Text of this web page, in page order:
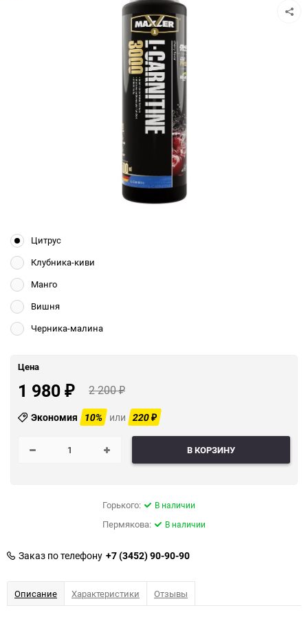
Цитрус
Клубника-киви
Манго
Вишня
Черника-малина
Цена
1 980 ₽ 2 200₽
Экономия 10% или 220₽
В КОРЗИНУ
Горького: В наличии
Пермякова: В наличии
Заказ по телефону +7 (3452) 90-90-90
Описание Характеристики Отзывы